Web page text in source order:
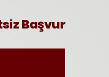
Başvur